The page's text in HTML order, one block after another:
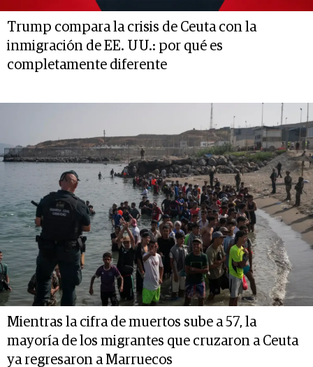
Trump compara la crisis de Ceuta con la
inmigración de EE. UU.: por qué es
completamente diferente
Mientras la cifra de muertos sube a 57, la
mayoría de los migrantes que cruzaron a Ceuta
ya regresaron a Marruecos